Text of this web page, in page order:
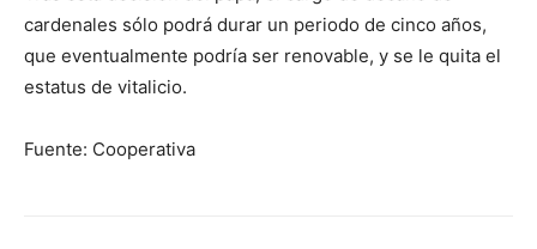
cardenales sólo podrá durar un periodo de cinco años,
que eventualmente podría ser renovable, y se le quita el
estatus de vitalicio.
Fuente: Cooperativa